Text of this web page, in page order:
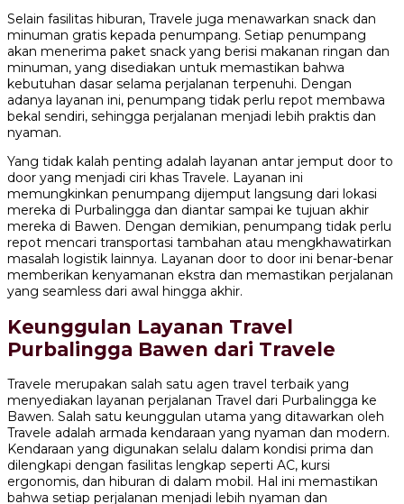
Selain fasilitas hiburan, Travele juga menawarkan snack dan
minuman gratis kepada penumpang. Setiap penumpang
akan menerima paket snack yang berisi makanan ringan dan
minuman, yang disediakan untuk memastikan bahwa
kebutuhan dasar selama perjalanan terpenuhi. Dengan
adanya layanan ini, penumpang tidak perlu repot membawa
bekal sendiri, sehingga perjalanan menjadi lebih praktis dan
nyaman.
Yang tidak kalah penting adalah layanan antar jemput door to
door yang menjadi ciri khas Travele. Layanan ini
memungkinkan penumpang dijemput langsung dari lokasi
mereka di Purbalingga dan diantar sampai ke tujuan akhir
mereka di Bawen. Dengan demikian, penumpang tidak perlu
repot mencari transportasi tambahan atau mengkhawatirkan
masalah logistik lainnya. Layanan door to door ini benar-benar
memberikan kenyamanan ekstra dan memastikan perjalanan
yang seamless dari awal hingga akhir.
Keunggulan Layanan Travel
Purbalingga Bawen dari Travele
Travele merupakan salah satu agen travel terbaik yang
menyediakan layanan perjalanan Travel dari Purbalingga ke
Bawen. Salah satu keunggulan utama yang ditawarkan oleh
Travele adalah armada kendaraan yang nyaman dan modern.
Kendaraan yang digunakan selalu dalam kondisi prima dan
dilengkapi dengan fasilitas lengkap seperti AC, kursi
ergonomis, dan hiburan di dalam mobil. Hal ini memastikan
bahwa setiap perjalanan menjadi lebih nyaman dan